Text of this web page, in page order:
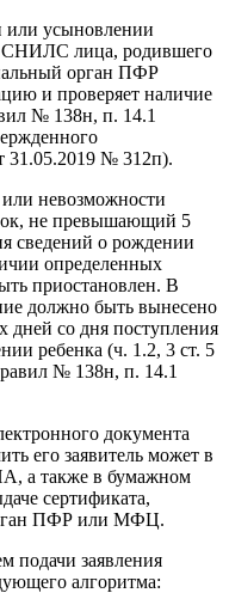
или усыновлении
СНИЛС лица, родившего
орган ПФР
и проверяет наличие
№ 138н, п. 14.1
31.05.2019 № 312п).
невозможности
не превышающий 5
сведений о рождении
определенных
приостановлен. В
должно быть вынесено
со дня поступления
ребенка (ч. 1.2, 3 ст. 5
№ 138н, п. 14.1
документа
его заявитель может в
а также в бумажном
сертификата,
ПФР или МФЦ.
подачи заявления
алгоритма: